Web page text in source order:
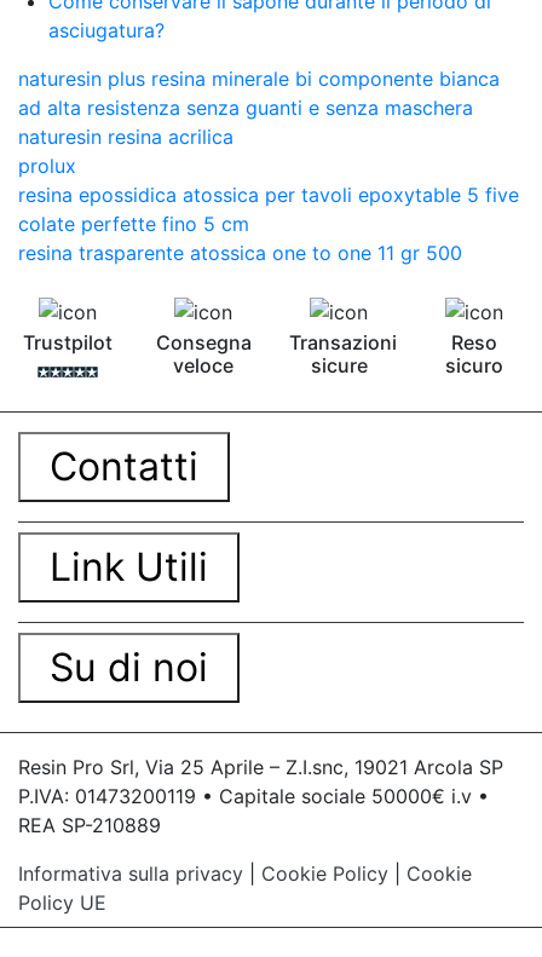
asciugatura?
naturesin plus resina minerale bi componente bianca
ad alta resistenza senza guanti e senza maschera
naturesin resina acrilica
prolux
resina epossidica atossica per tavoli epoxytable 5 five
colate perfette fino 5 cm
resina trasparente atossica one to one 11 gr 500
Trustpilot
Consegna
veloce
Transazioni
sicure
Reso
sicuro
Contatti
Link Utili
Su di noi
Resin Pro Srl, Via 25 Aprile – Z.I.snc, 19021 Arcola SP
P.IVA: 01473200119 • Capitale sociale 50000€ i.v •
REA SP-210889
Informativa sulla privacy
Cookie Policy
Cookie
Policy UE